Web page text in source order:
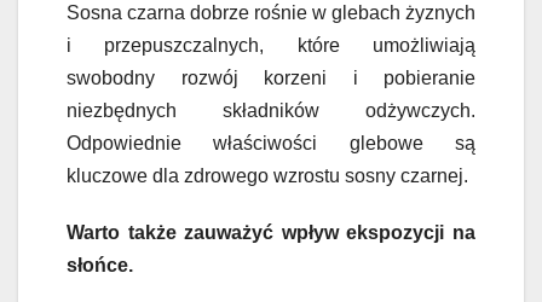
Sosna czarna dobrze rośnie w glebach żyznych
i przepuszczalnych, które umożliwiają
swobodny rozwój korzeni i pobieranie
niezbędnych składników odżywczych.
Odpowiednie właściwości glebowe są
kluczowe dla zdrowego wzrostu sosny czarnej.
Warto także zauważyć wpływ ekspozycji na
słońce.